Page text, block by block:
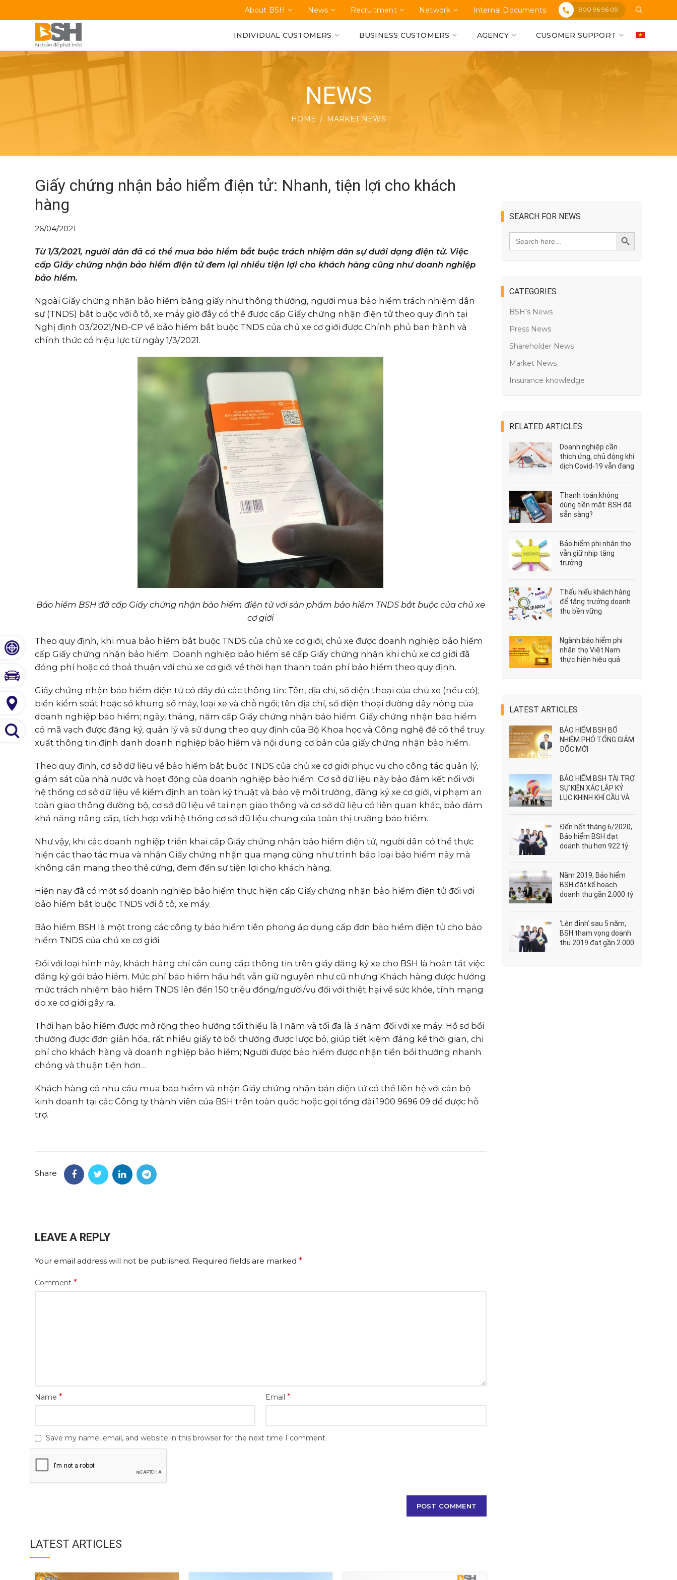
About BSH News Recruitment Network Internal Documents 1900 96 96 09
INDIVIDUAL CUSTOMERS BUSINESS CUSTOMERS AGENCY CUSOMER SUPPORT
NEWS
HOME MARKET NEWS
Giấy chứng nhận bảo hiểm điện tử: Nhanh, tiện lợi cho khách
hàng
26/04/2021
Từ 1/3/2021, người dân đã có thể mua bảo hiểm bắt buộc trách nhiệm dân sự dưới dạng điện tử. Việc
cấp Giấy chứng nhận bảo hiểm điện tử đem lại nhiều tiện lợi cho khách hàng cũng như doanh nghiệp
bảo hiểm.
Ngoài Giấy chứng nhận bảo hiểm bằng giấy như thông thường, người mua bảo hiểm trách nhiệm dân
sự (TNDS) bắt buộc với ô tô, xe máy giờ đây có thể được cấp Giấy chứng nhận điện tử theo quy định tại
Nghị định 03/2021/NĐ-CP về bảo hiểm bắt buộc TNDS của chủ xe cơ giới được Chính phủ ban hành và
chính thức có hiệu lực từ ngày 1/3/2021.
Bảo hiểm BSH đã cấp Giấy chứng nhận bảo hiểm điện tử với sản phẩm bảo hiểm TNDS bắt buộc của chủ xe
cơ giới
Theo quy định, khi mua bảo hiểm bắt buộc TNDS của chủ xe cơ giới, chủ xe được doanh nghiệp bảo hiểm
cấp Giấy chứng nhận bảo hiểm. Doanh nghiệp bảo hiểm sẽ cấp Giấy chứng nhận khi chủ xe cơ giới đã
đóng phí hoặc có thoả thuận với chủ xe cơ giới về thời hạn thanh toán phí bảo hiểm theo quy định.
Giấy chứng nhận bảo hiểm điện tử có đầy đủ các thông tin: Tên, địa chỉ, số điện thoại của chủ xe (nếu có);
biển kiểm soát hoặc số khung số máy, loại xe và chỗ ngồi; tên địa chỉ, số điện thoại đường dây nóng của
doanh nghiệp bảo hiểm; ngày, tháng, năm cấp Giấy chứng nhận bảo hiểm. Giấy chứng nhận bảo hiểm
có mã vạch được đăng ký, quản lý và sử dụng theo quy định của Bộ Khoa học và Công nghệ để có thể truy
xuất thông tin định danh doanh nghiệp bảo hiểm và nội dung cơ bản của giấy chứng nhận bảo hiểm.
Theo quy định, cơ sở dữ liệu về bảo hiểm bắt buộc TNDS của chủ xe cơ giới phục vụ cho công tác quản lý,
giám sát của nhà nước và hoạt động của doanh nghiệp bảo hiểm. Cơ sở dữ liệu này bảo đảm kết nối với
hệ thống cơ sở dữ liệu về kiểm định an toàn kỹ thuật và bảo vệ môi trường, đăng ký xe cơ giới, vi phạm an
toàn giao thông đường bộ, cơ sở dữ liệu về tai nạn giao thông và cơ sở dữ liệu có liên quan khác, bảo đảm
khả năng nâng cấp, tích hợp với hệ thống cơ sở dữ liệu chung của toàn thị trường bảo hiểm.
Như vậy, khi các doanh nghiệp triển khai cấp Giấy chứng nhận bảo hiểm điện tử, người dân có thể thực
hiện các thao tác mua và nhận Giấy chứng nhận qua mạng cũng như trình báo loại bảo hiểm này mà
không cần mang theo thẻ cứng, đem đến sự tiện lợi cho khách hàng.
Hiện nay đã có một số doanh nghiệp bảo hiểm thực hiện cấp Giấy chứng nhận bảo hiểm điện tử đối với
bảo hiểm bắt buộc TNDS với ô tô, xe máy.
Bảo hiểm BSH là một trong các công ty bảo hiểm tiên phong áp dụng cấp đơn bảo hiểm điện tử cho bảo
hiểm TNDS của chủ xe cơ giới.
Đối với loại hình này, khách hàng chỉ cần cung cấp thông tin trên giấy đăng ký xe cho BSH là hoàn tất việc
đăng ký gói bảo hiểm. Mức phí bảo hiểm hầu hết vẫn giữ nguyên như cũ nhưng Khách hàng được hưởng
mức trách nhiệm bảo hiểm TNDS lên đến 150 triệu đồng/người/vụ đối với thiệt hại về sức khỏe, tính mạng
do xe cơ giới gây ra.
Thời hạn bảo hiểm được mở rộng theo hướng tối thiểu là 1 năm và tối đa là 3 năm đối với xe máy; Hồ sơ bồi
thường được đơn giản hóa, rất nhiều giấy tờ bồi thường được lược bỏ, giúp tiết kiệm đáng kể thời gian, chi
phí cho khách hàng và doanh nghiệp bảo hiểm; Người được bảo hiểm được nhận tiền bồi thường nhanh
chóng và thuận tiện hơn…
Khách hàng có nhu cầu mua bảo hiểm và nhận Giấy chứng nhận bản điện tử có thể liên hệ với cán bộ
kinh doanh tại các Công ty thành viên của BSH trên toàn quốc hoặc gọi tổng đài 1900 9696 09 để được hỗ
trợ.
Share
LEAVE A REPLY
Your email address will not be published. Required fields are marked *
Comment *
Name * Email*
Save my name, email, and website in this browser for the next time I comment.
LATEST ARTICLES
SEARCH FOR NEWS
Search
for: SEARCH BUTTON
CATEGORIES
BSH’s News
Press News
Shareholder News
Market News
Insurance knowledge
RELATED ARTICLES
Doanh nghiệp cần
thích ứng, chủ động khi
dịch Covid-19 vẫn đang
Thanh toán không
dùng tiền mặt: BSH đã
sẵn sàng?
Bảo hiểm phi nhân thọ
vẫn giữ nhịp tăng
trưởng
Thấu hiểu khách hàng
để tăng trưởng doanh
thu bền vững
Ngành bảo hiểm phi
nhân thọ Việt Nam
thực hiện hiệu quả
LATEST ARTICLES
BẢO HIỂM BSH BỔ
NHIỆM PHÓ TỔNG GIÁM
ĐỐC MỚI
BẢO HIỂM BSH TÀI TRỢ
SỰ KIỆN XÁC LẬP KỶ
LỤC KHINH KHÍ CẦU VÀ
Đến hết tháng 6/2020,
Bảo hiểm BSH đạt
doanh thu hơn 922 tỷ
Năm 2019, Bảo hiểm
BSH đặt kế hoạch
doanh thu gần 2.000 tỷ
‘Lên đỉnh’ sau 5 năm,
BSH tham vọng doanh
thu 2019 đạt gần 2.000